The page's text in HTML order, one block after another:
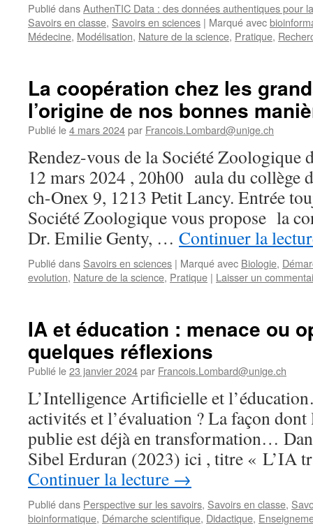
Publié dansAuthenTIC Data : des données authentiques pour
Savoirs en classe, Savoirs en sciences | Marqué avec
Médecine, Modélisation, Nature de la science, Pratique,
La coopération chez les
l’origine de nos bonnes
Publié le4 mars 2024par Francois.Lombard@unige.ch
Rendez-vous de la Société Zoologique
12 mars 2024 , 20h00 aula du collège
ch-Onex 9, 1213 Petit Lancy. Entrée
Société Zoologique vous propose la
Dr. Emilie Genty, … Continuer la
Publié dans Savoirs en sciences | Marqué avec Biologie,
evolution, Nature de la science, Pratique | Laisser un
IA et éducation : menace ou
quelques réflexions
Publié le23 janvier 2024par Francois.Lombard@unige.ch
L’Intelligence Artificielle et
activités et l’évaluation ? La façon dont
publie est déjà en transformation…
Sibel Erduran (2023) ici , titre « L’IA
Continuer la lecture →
Publié dans Perspective sur les savoirs, Savoirs en classe,
bioinformatique, Démarche scientifique, Didactique,